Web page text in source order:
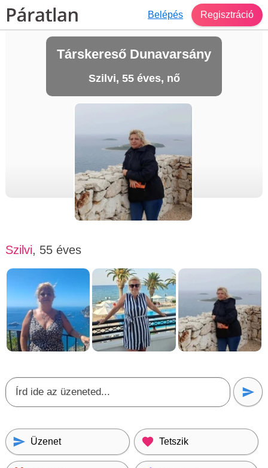
Belépés Regisztráció
Társkereső Dunavarsány
Szilvi, 55 éves, nő
Szilvi, 55 éves
Üzenet Tetszik